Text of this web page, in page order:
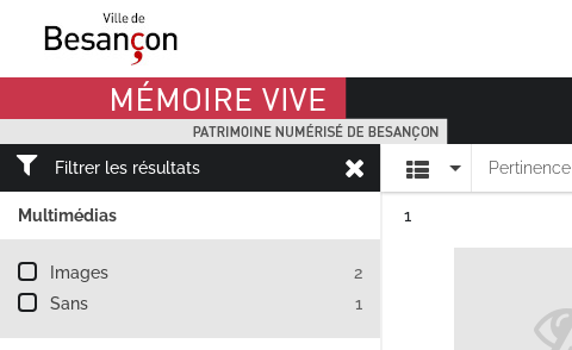
Mémoire Vive patrimoine numérisé de Besançon
Filtrer les résultats
Multimédias
Filtre les résultats par : Multimédias
Images
2
Sans
1
AffichagePertinence
1